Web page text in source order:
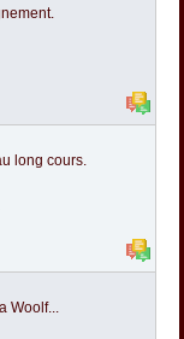
long cours.
Woolf...